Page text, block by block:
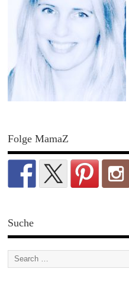
Folge MamaZ
Suche